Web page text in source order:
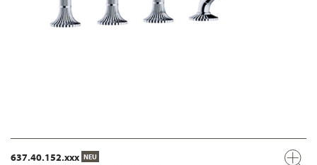
637.40.152.xxx NEU